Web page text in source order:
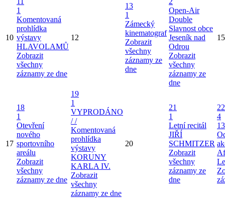
10
1
Komentovaná
prohlídka
výstavy
HLAVOLAMŮ
Zobrazit
všechny
záznamy ze dne
12
13
1
Zámecký
kinematograf
Zobrazit
všechny
záznamy ze
dne
Open-Air
Double
Slavnost obce
Jeseník nad
Odrou
Zobrazit
všechny
záznamy ze
dne
15
17
18
1
Otevření
nového
sportovního
areálu
Zobrazit
všechny
záznamy ze dne
19
1
VYPRODÁNO
/ /
Komentovaná
prohlídka
výstavy
KORUNY
KARLA IV.
Zobrazit
všechny
záznamy ze dne
20
21
1
Letní recitál
JIŘÍ
SCHMITZER
Zobrazit
všechny
záznamy ze
dne
22
4